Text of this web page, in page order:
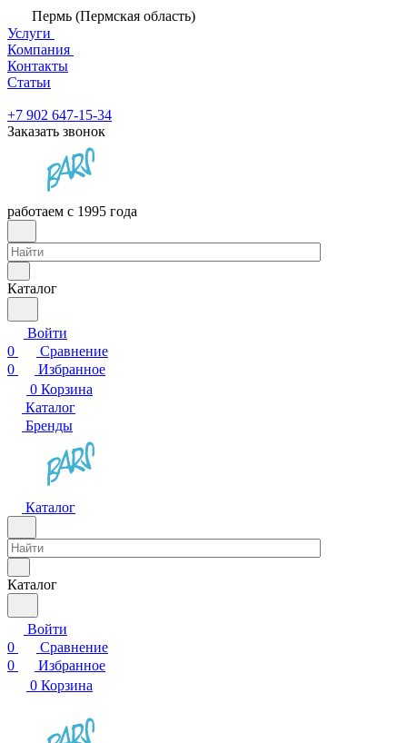
Пермь (Пермская область)
Услуги
Компания
Контакты
Статьи
+7 902 647-15-34
Заказать звонок
работаем с 1995 года
Каталог
Войти
0
Сравнение
0
Избранное
0 Корзина
Каталог
Бренды
Каталог
Каталог
Войти
0
Сравнение
0
Избранное
0 Корзина